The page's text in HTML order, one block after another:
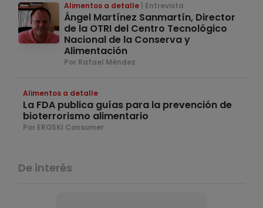
Alimentos a detalle Entrevista
Ángel Martínez Sanmartín, Director
de la OTRI del Centro Tecnológico
Nacional de la Conserva y
Alimentación
Por Rafael Méndez
Alimentos a detalle
La FDA publica guías para la prevención de
bioterrorismo alimentario
Por EROSKI Consumer
De interés